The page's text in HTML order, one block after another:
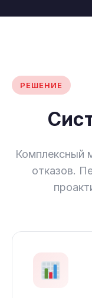
РЕШЕНИЕ
Комплексный
отказов.